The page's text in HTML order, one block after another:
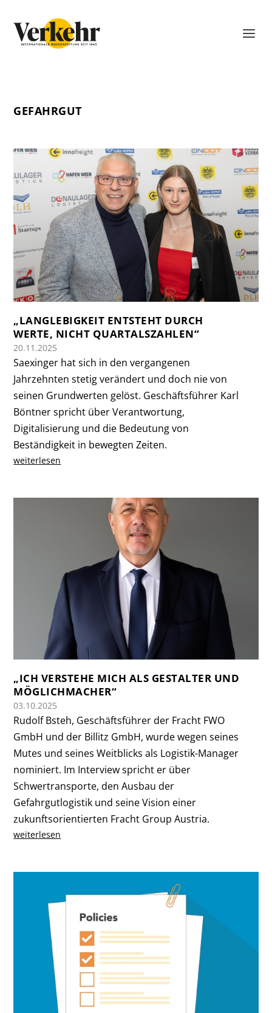
GEFAHRGUT
„LANGLEBIGKEIT ENTSTEHT DURCH
WERTE, NICHT QUARTALSZAHLEN“
20.11.2025
Saexinger hat sich in den vergangenen
Jahrzehnten stetig verändert und doch nie von
seinen Grundwerten gelöst. Geschäftsführer Karl
Böntner spricht über Verantwortung,
Digitalisierung und die Bedeutung von
Beständigkeit in bewegten Zeiten.
weiterlesen
„ICH VERSTEHE MICH ALS GESTALTER UND
MÖGLICHMACHER“
03.10.2025
Rudolf Bsteh, Geschäftsführer der Fracht FWO
GmbH und der Billitz GmbH, wurde wegen seines
Mutes und seines Weitblicks als Logistik-Manager
nominiert. Im Interview spricht er über
Schwertransporte, den Ausbau der
Gefahrgutlogistik und seine Vision einer
zukunftsorientierten Fracht Group Austria.
weiterlesen